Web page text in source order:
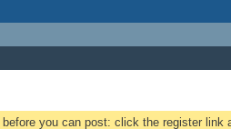
before you can post: click the register